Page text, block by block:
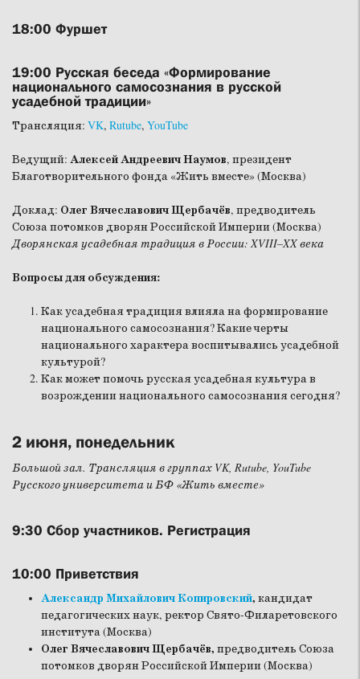
18:00 Фуршет
19:00 Русская беседа «Формирование
национального самосознания в русской
усадебной традиции»
Трансляция: VK, Rutube, YouTube
Ведущий: Алексей Андреевич Наумов, президент
Благотворительного фонда «Жить вместе» (Москва)
Доклад: Олег Вячеславович Щербачёв, предводитель
Союза потомков дворян Российской Империи (Москва)
Дворянская усадебная традиция в России: XVIII–XX века
Вопросы для обсуждения:
Как усадебная традиция влияла на формирование
национального самосознания? Какие черты
национального характера воспитывались усадебной
культурой?
Как может помочь русская усадебная культура в
возрождении национального самосознания сегодня?
2 июня, понедельник
Большой зал. Трансляция в группах VK, Rutube, YouTube
Русского университета и БФ «Жить вместе»
9:30 Сбор участников. Регистрация
10:00 Приветствия
Александр Михайлович Копировский, кандидат
педагогических наук, ректор Свято-Филаретовского
института (Москва)
Олег Вячеславович Щербачёв, предводитель Союза
потомков дворян Российской Империи (Москва)